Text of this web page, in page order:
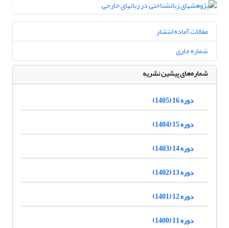
مقالات آماده انتشار
شماره جاری
شماره‌های پیشین نشریه
دوره 16 (1405)
دوره 15 (1404)
دوره 14 (1403)
دوره 13 (1402)
دوره 12 (1401)
دوره 11 (1400)